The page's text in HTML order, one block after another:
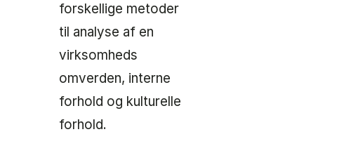
forskellige metoder
til analyse af en
virksomheds
omverden, interne
forhold og kulturelle
forhold.